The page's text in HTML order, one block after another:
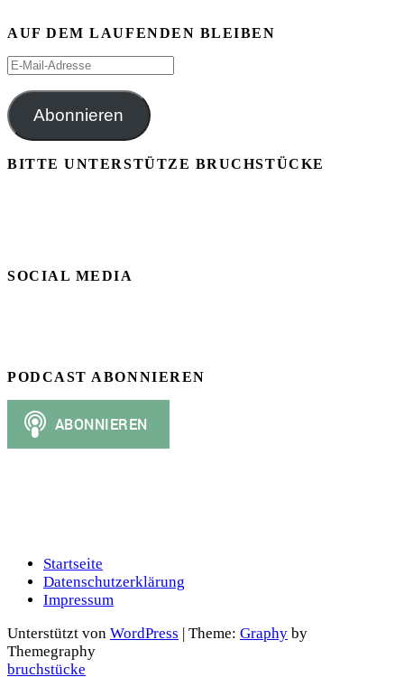
AUF DEM LAUFENDEN BLEIBEN
E-
Adresse
Abonnieren
BITTE UNTERSTÜTZE BRUCHSTÜCKE
SOCIAL MEDIA
PODCAST ABONNIEREN
Startseite
Datenschutzerklärung
Impressum
Unterstützt von WordPress | Theme: Graphy by
Themegraphy
bruchstücke